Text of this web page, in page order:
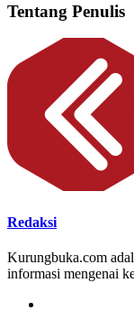
Tentang Penulis
Redaksi
Kurungbuka.com
informasi mengenai